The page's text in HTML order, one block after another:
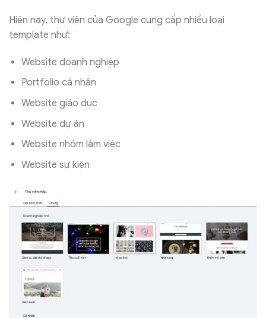
Hiện nay, thư viện của Google cung cấp nhiều loại
template như:
Website doanh nghiệp
Portfolio cá nhân
Website giáo dục
Website dự án
Website nhóm làm việc
Website sự kiện